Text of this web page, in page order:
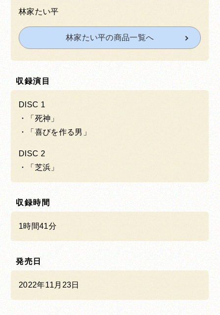
林家たい平
林家たい平の商品一覧へ
収録演目
DISC 1
「死神」
「喜びを作る男」
DISC 2
「芝浜」
収録時間
1時間41分
発売日
2022年11月23日